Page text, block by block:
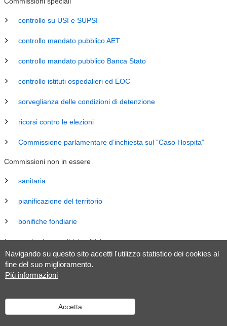
Navigando su questo sito accetti l'utilizzo statistico dei cookies al
fine del suo miglioramento.
Più informazioni
Accetta
controllo su USI e SUPSI
controllo mandato pubblico AET
controllo mandato pubblico Banca Stato
controllo istituti ospedalieri ed EOC
sorveglianza delle condizioni di detenzione
ricorsi contro le elezioni
Commissione parlamentare d’inchiesta sul “Caso Hospita”
Commissioni non in essere
sanitaria
pianificazione del territorio
bonifiche fondiarie
costituzione e diritti politici
energia